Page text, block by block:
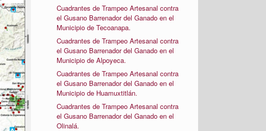
Cuadrantes de Trampeo Artesanal contra
el Gusano Barrenador del Ganado en el
Municipio de Tecoanapa.
Cuadrantes de Trampeo Artesanal contra
el Gusano Barrenador del Ganado en el
Municipio de Alpoyeca.
Cuadrantes de Trampeo Artesanal contra
el Gusano Barrenador del Ganado en el
Municipio de Huamuxtitlán.
Cuadrantes de Trampeo Artesanal contra
el Gusano Barrenador del Ganado en el
Olinalá.